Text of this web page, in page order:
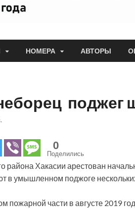
НОМЕРА АВТОРЫ
поджег
0
Поделились
района Хакасии арестован
в умышленном поджоге
пожарной части в августе 2019